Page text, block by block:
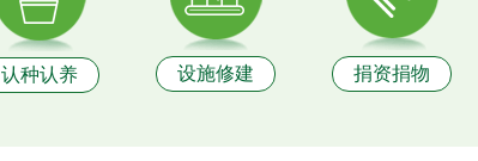
认种认养 设施修建 捐资捐物